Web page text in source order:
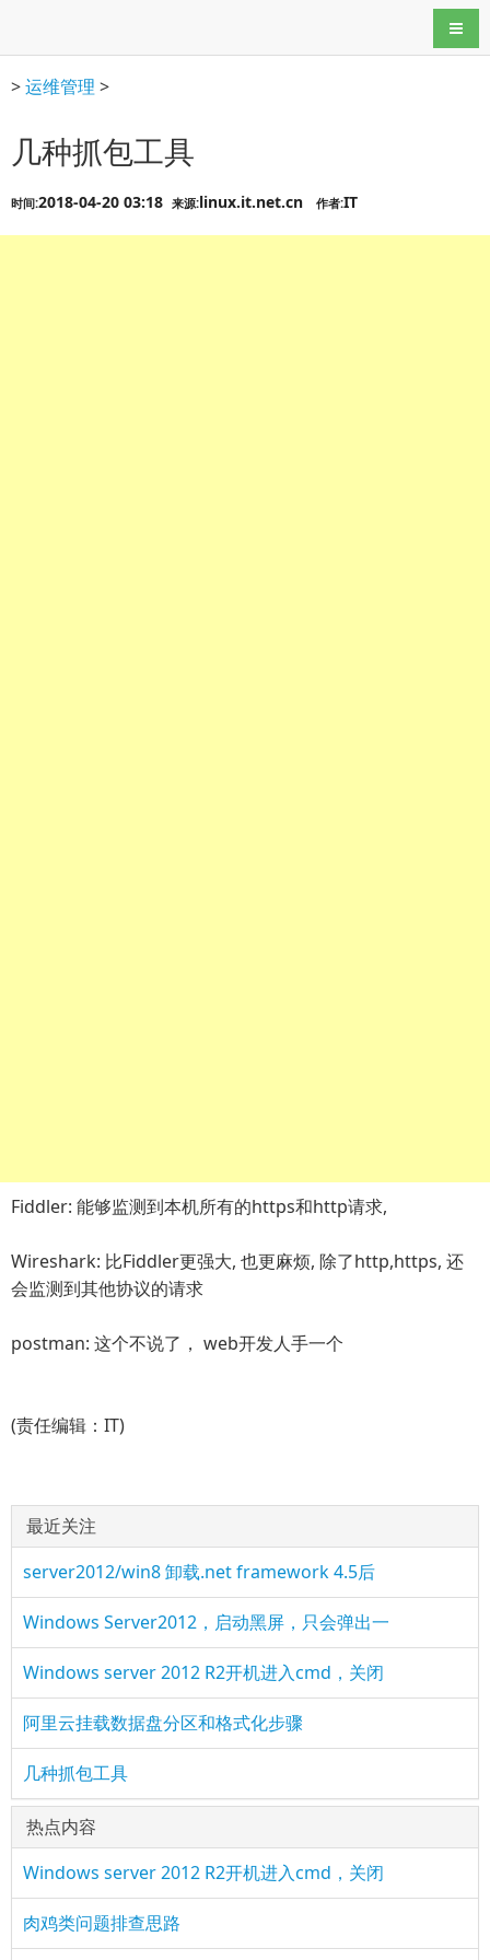
导航
>运维管理 >
几种抓包工具
时间:2018-04-20 03:18 来源:linux.it.net.cn 作者:IT
Fiddler: 能够监测到本机所有的https和http请求,
Wireshark: 比Fiddler更强大, 也更麻烦, 除了http,https, 还
会监测到其他协议的请求
postman: 这个不说了， web开发人手一个
(责任编辑：IT)
最近关注
server2012/win8 卸载.net framework 4.5后
Windows Server2012，启动黑屏，只会弹出一
Windows server 2012 R2开机进入cmd，关闭
阿里云挂载数据盘分区和格式化步骤
几种抓包工具
热点内容
Windows server 2012 R2开机进入cmd，关闭
肉鸡类问题排查思路